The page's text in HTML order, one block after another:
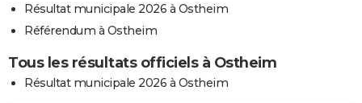
Résultat municipale 2026 à Ostheim
Référendum à Ostheim
Tous les résultats officiels à Ostheim
Résultat municipale 2026 à Ostheim